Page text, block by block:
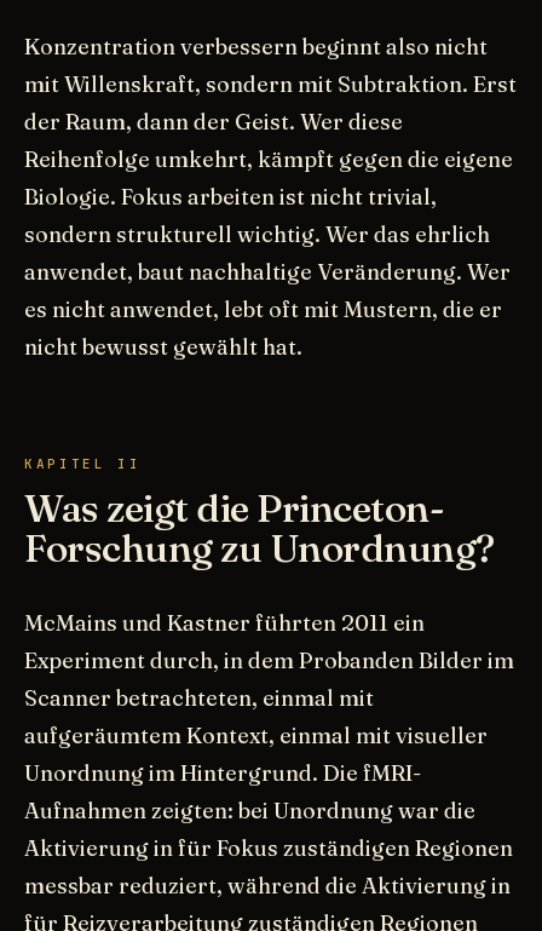
Konzentration verbessern beginnt also nicht
mit Willenskraft, sondern mit Subtraktion. Erst
der Raum, dann der Geist. Wer diese
Reihenfolge umkehrt, kämpft gegen die eigene
Biologie. Fokus arbeiten ist nicht trivial,
sondern strukturell wichtig. Wer das ehrlich
anwendet, baut nachhaltige Veränderung. Wer
es nicht anwendet, lebt oft mit Mustern, die er
nicht bewusst gewählt hat.
KAPITEL II
Was zeigt die Princeton-
Forschung zu Unordnung?
McMains und Kastner führten 2011 ein
Experiment durch, in dem Probanden Bilder im
Scanner betrachteten, einmal mit
aufgeräumtem Kontext, einmal mit visueller
Unordnung im Hintergrund. Die fMRI-
Aufnahmen zeigten: bei Unordnung war die
Aktivierung in für Fokus zuständigen Regionen
messbar reduziert, während die Aktivierung in
für Reizverarbeitung zuständigen Regionen